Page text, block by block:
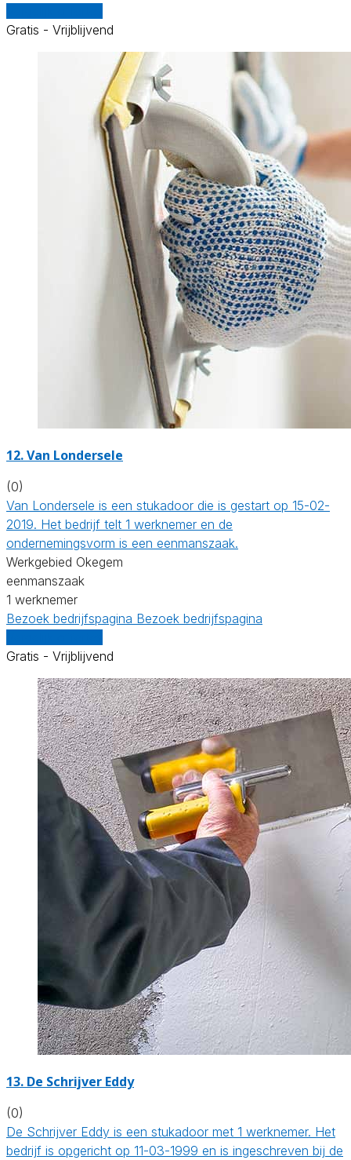
Gratis - Vrijblijvend
12. Van Londersele
(0)
Van Londersele is een stukadoor die is gestart op 15-02-
2019. Het bedrijf telt 1 werknemer en de
ondernemingsvorm is een eenmanszaak.
Werkgebied Okegem
eenmanszaak
1 werknemer
Bezoek bedrijfspagina Bezoek bedrijfspagina
Gratis - Vrijblijvend
13. De Schrijver Eddy
(0)
De Schrijver Eddy is een stukadoor met 1 werknemer. Het
bedrijf is opgericht op 11-03-1999 en is ingeschreven bij de